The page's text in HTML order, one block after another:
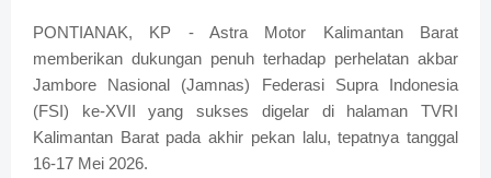
PONTIANAK, KP - Astra Motor Kalimantan Barat
memberikan dukungan penuh terhadap perhelatan akbar
Jambore Nasional (Jamnas) Federasi Supra Indonesia
(FSI) ke-XVII yang sukses digelar di halaman TVRI
Kalimantan Barat pada akhir pekan lalu, tepatnya tanggal
16-17 Mei 2026.